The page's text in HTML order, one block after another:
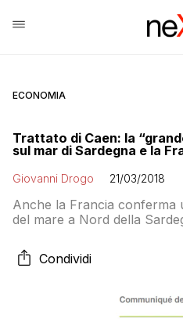
ECONOMIA
Trattato di Caen: la
sul mar di Sardegna e la
Giovanni Drogo 21/03/2018
Anche la Francia conferma
del mare a Nord della
l’appropriazione indebita
acque internazionali) a
errore nelle cartine, proprio
Condividi